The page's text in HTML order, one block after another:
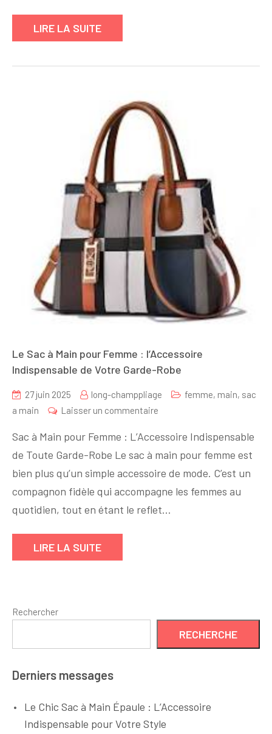
l’élégance
intemporelle
LIRE LA SUITE
Le Sac à Main pour Femme : l’Accessoire
Indispensable de Votre Garde-Robe
27 juin 2025 long-champpliage femme, main, sac
a main
Laisser un commentaire
Sac
à
Main
pour
Femme
Sac à Main pour Femme : L’Accessoire Indispensable
de Toute Garde-Robe Le sac à main pour femme est
bien plus qu’un simple accessoire de mode. C’est un
compagnon fidèle qui accompagne les femmes au
quotidien, tout en étant le reflet…
LIRE LA SUITE
Rechercher
RECHERCHE
Derniers messages
Le Chic Sac à Main Épaule : L’Accessoire
Indispensable pour Votre Style